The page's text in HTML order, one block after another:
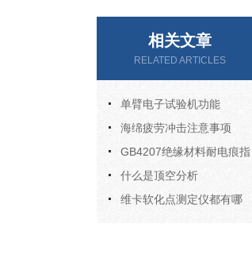
相关文章
RELATED ARTICLES
单臂电子试验机功能
海绵疲劳冲击注意事项
GB4207绝缘材料耐电痕指
数标准
什么是顶空分析
维卡软化点测定仪都有哪